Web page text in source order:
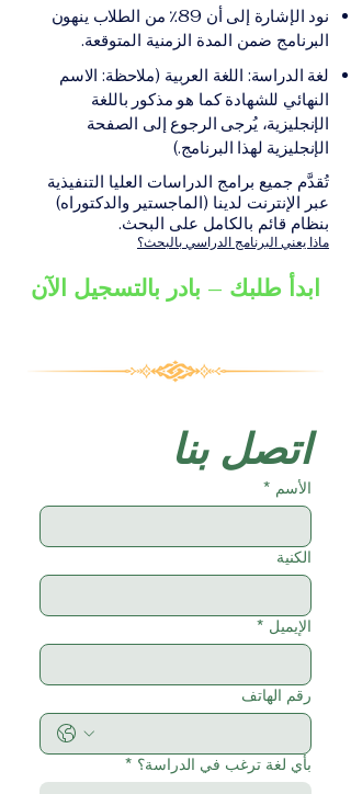
الإلكترونيقد يُطلب تقديم
مستندات إضافية حسب
البرنامج والمؤسسة التعليمية
الأكاديمية المناسبة للبرنامج،
والتي تصدر عن المؤسسة
التعليمية المسؤولة عن تقديم
البرنامج ضمن شبكة VBNN
Smart Education Group.
نود الإشارة إلى أن 89٪ من الطلاب ينهون
البرنامج ضمن المدة الزمنية المتوقعة.
لغة الدراسة: اللغة العربية (ملاحظة: الاسم
النهائي للشهادة كما هو مذكور باللغة
الإنجليزية، يُرجى الرجوع إلى الصفحة
الإنجليزية لهذا البرنامج.)
تُقدَّم جميع برامج الدراسات العليا التنفيذية
عبر الإنترنت لدينا (الماجستير والدكتوراه)
بنظام قائم بالكامل على البحث.
ماذا يعني البرنامج الدراسي بالبحث؟
ابدأ طلبك – بادر بالتسجيل الآن
اتصل بنا
الأسم *
الكنية
الإيميل *
رقم الهاتف
بأي لغة ترغب في الدراسة؟ *